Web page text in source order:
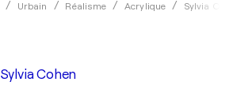
Urbain Réalisme Acrylique Sylvia
Sylvia Cohen